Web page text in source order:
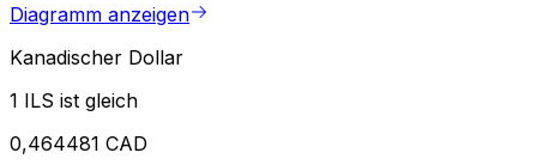
Diagramm anzeigen
Kanadischer Dollar
1 ILS ist gleich
0,464481 CAD